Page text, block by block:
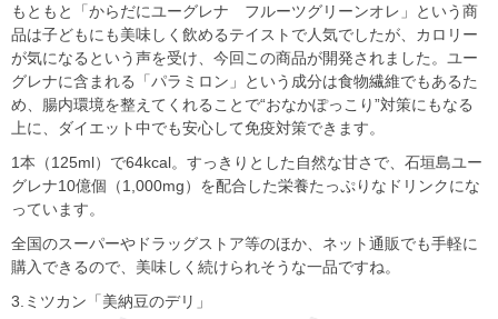
もともと「からだにユーグレナ フルーツグリーンオレ」という商
品は子どもにも美味しく飲めるテイストで人気でしたが、カロリー
が気になるという声を受け、今回この商品が開発されました。ユー
グレナに含まれる「パラミロン」という成分は食物繊維でもあるた
め、腸内環境を整えてくれることで“おなかぽっこり”対策にもなる
上に、ダイエット中でも安心して免疫対策できます。
1本（125ml）で64kcal。すっきりとした自然な甘さで、石垣島ユー
グレナ10億個（1,000mg）を配合した栄養たっぷりなドリンクにな
っています。
全国のスーパーやドラッグストア等のほか、ネット通販でも手軽に
購入できるので、美味しく続けられそうな一品ですね。
3.ミツカン「美納豆のデリ」